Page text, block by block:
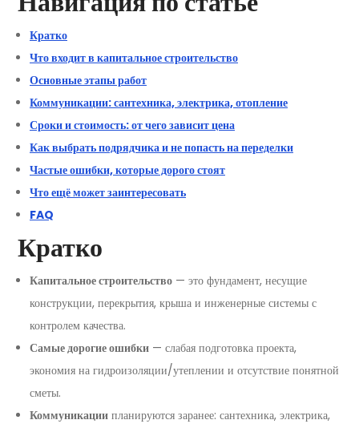
Кратко
Что входит в капитальное строительство
Основные этапы работ
Коммуникации: сантехника, электрика, отопление
Сроки и стоимость: от чего зависит цена
Как выбрать подрядчика и не попасть на переделки
Частые ошибки, которые дорого стоят
Что ещё может заинтересовать
FAQ
Кратко
Капитальное строительство — это фундамент, несущие
конструкции, перекрытия, крыша и инженерные системы с
контролем качества.
Самые дорогие ошибки — слабая подготовка проекта,
экономия на гидроизоляции/утеплении и отсутствие понятной
сметы.
Коммуникации планируются заранее: сантехника, электрика,